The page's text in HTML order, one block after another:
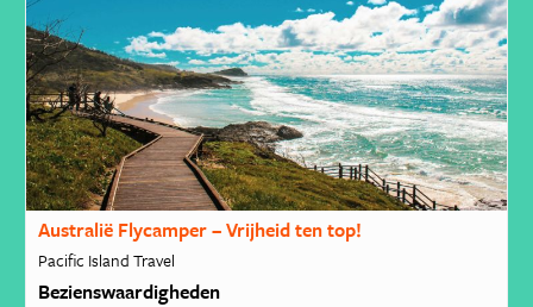
Australië Flycamper – Vrijheid ten top!
Pacific Island Travel
Bezienswaardigheden